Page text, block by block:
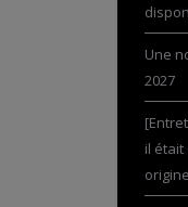
Une
2027
il